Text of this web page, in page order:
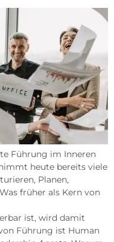
Führung im Inneren
heute bereits viele
Planen,
früher als Kern von
ist, wird damit
Führung ist Human